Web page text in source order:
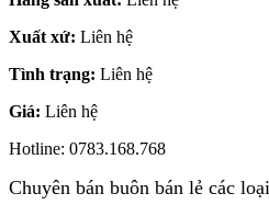
Xuất xứ: Liên hệ
Tình trạng: Liên hệ
Giá: Liên hệ
Hotline: 0783.168.768
Chuyên bán buôn bán lẻ các